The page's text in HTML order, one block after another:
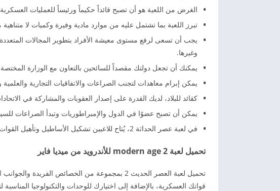
الغرض من اللعبة هو أن تصبح قائداً حكيماً ورئيساً للعمليات
تبرز اللعبة بما تشتمل عليه من موارد مادية وفيرة وكميات لا متناهية
يجب أن تسعى لرفع مستوى معيشة الأفراد بتطوير المجالات المتعددة
وغيرها.
يمكنك أن تجعل دولتك مقصداً للسائحين بالتعاون مع الوزارة
يمكن إبرام معاهدات لتجنب الصراعات والاتفاقيات التجارية
كقائد للبلاد، لديك القدرة على إصدار العقوبات والمشاركة في
يمكن أن تصبح عضوًا في الدول والإمبراطوريات وتبدأ الصراعات
في لعبة عصر الحداثة 2، يُتاح للاعبين تشكيل الأساطيل وتأهيل القوات العسكرية بالإضافة إلى تصنيع العتاد الحربي.
تحميل لعبة 2 modern age للأندرويد من ميديا فاير
تحميل لعبة العصر الحديث 2 بمجموعة من الخصائص
قواتك العسكرية، بالإضافة إلى اختيارك للوحدات والتكنولوجيا